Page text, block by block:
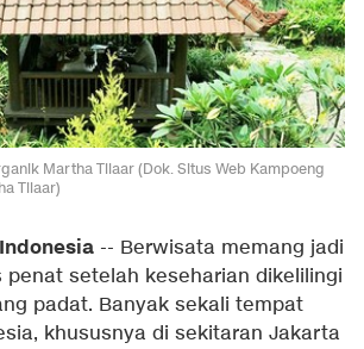
Martha Tilaar (Dok. Situs Web Kampoeng
Tilaar)
-- Berwisata memang jadi
penat setelah keseharian dikelilingi
padat. Banyak sekali tempat
khususnya di sekitaran Jakarta